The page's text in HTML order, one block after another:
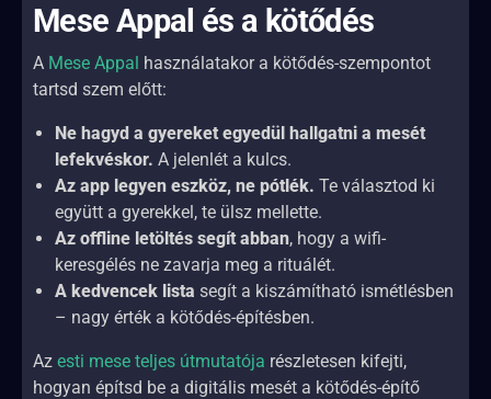
Mese Appal és a kötődés
A Mese Appal használatakor a kötődés-szempontot
tartsd szem előtt:
Ne hagyd a gyereket egyedül hallgatni a mesét
lefekvéskor. A jelenlét a kulcs.
Az app legyen eszköz, ne pótlék. Te választod ki
együtt a gyerekkel, te ülsz mellette.
Az offline letöltés segít abban, hogy a wifi-
keresgélés ne zavarja meg a rituálét.
A kedvencek lista segít a kiszámítható ismétlésben
– nagy érték a kötődés-építésben.
Az esti mese teljes útmutatója részletesen kifejti,
hogyan építsd be a digitális mesét a kötődés-építő